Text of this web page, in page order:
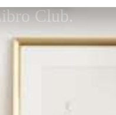
Club.